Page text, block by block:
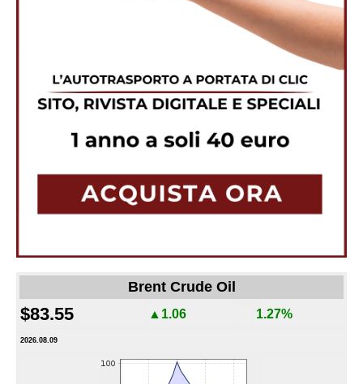
Brent Crude Oil
$83.55 ▲1.06 1.27%
2026.08.09